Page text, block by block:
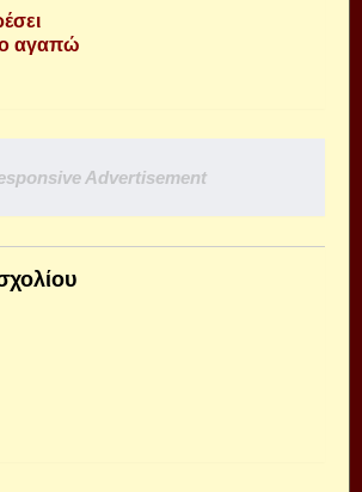
αγαπώ
Advertisement